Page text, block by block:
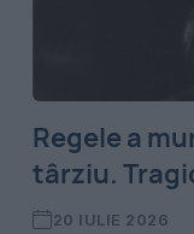
Regele a
târziu.
20 IULIE 2026